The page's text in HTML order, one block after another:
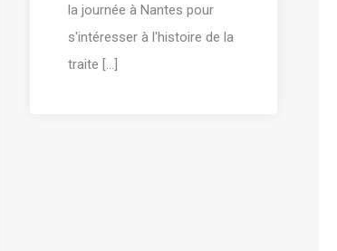
la journée à Nantes pour
s'intéresser à l'histoire de la
traite [...]